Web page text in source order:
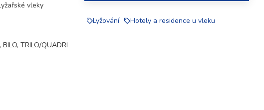
vleky
TRILO/QUADRI
Lyžování Hotely a residence u vleku